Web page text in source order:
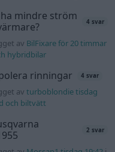
mindre ström
4 svar
av BilFixare för 20 timmar
hybridbilar
rinningar 4 svar
av turboblondie tisdag
och biltvätt
2 svar